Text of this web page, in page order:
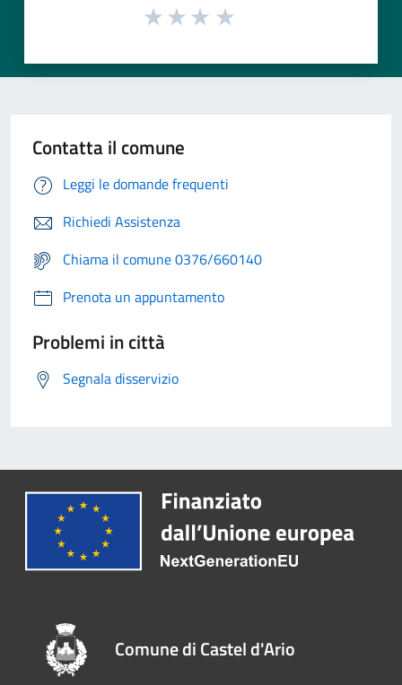
Contatta il comune
Leggi le domande frequenti
Richiedi Assistenza
Chiama il comune 0376/660140
Prenota un appuntamento
Problemi in città
Segnala disservizio
Comune di Castel d'Ario